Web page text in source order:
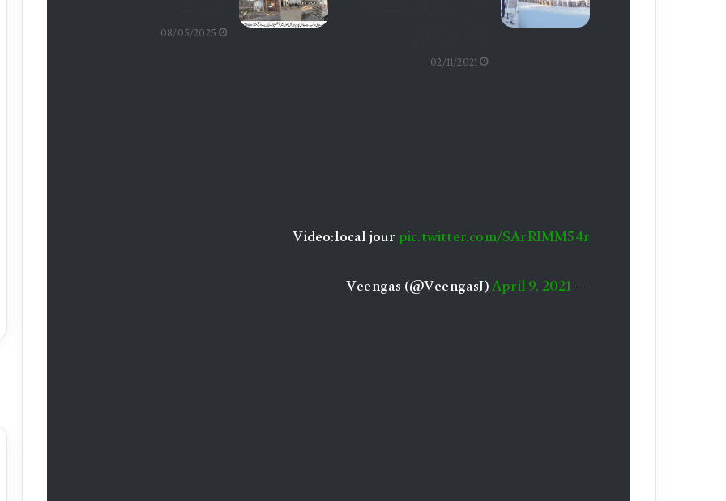
02/11/2021
08/05/2025
Video:local jourpic.twitter.com/SArRIMM54r
— Veengas (@VeengasJ)
April 9, 2021